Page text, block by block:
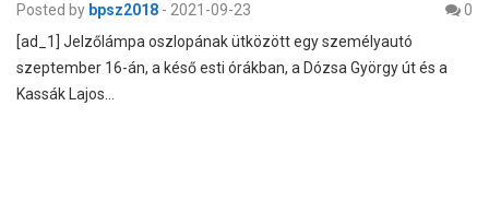
Posted by bpsz2018 - 2021-09-23
0
[ad_1] Jelzőlámpa oszlopának ütközött egy személyautó
szeptember 16-án, a késő esti órákban, a Dózsa György út és a
Kassák Lajos…